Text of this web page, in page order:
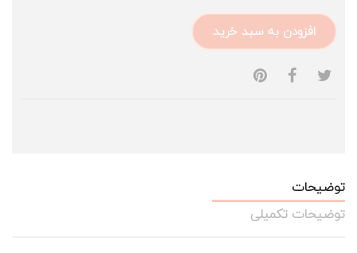
افزودن به سبد خرید
توضیحات
توضیحات تکمیلی